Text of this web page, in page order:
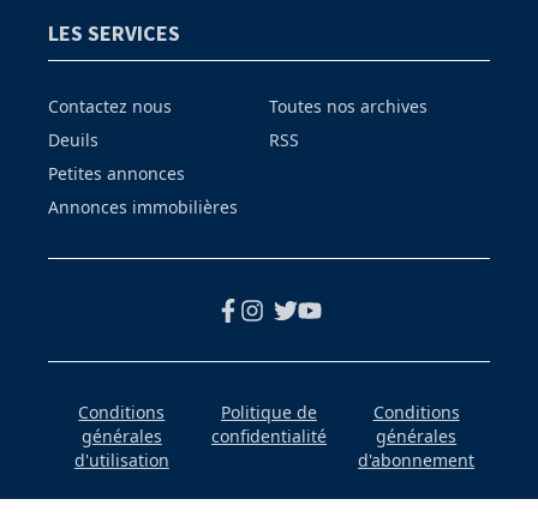
LES SERVICES
Contactez nous
Deuils
Petites annonces
Annonces immobilières
Toutes nos archives
RSS
Conditions
générales
d'utilisation
Politique de
confidentialité
Conditions
générales
d'abonnement